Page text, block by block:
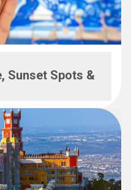
Sunset Spots &